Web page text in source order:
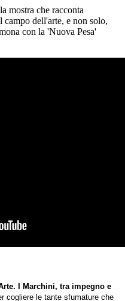
mostra che racconta
dell'arte, e non solo,
con la 'Nuova Pesa'
I Marchini, tra impegno e
cogliere le tante sfumature che